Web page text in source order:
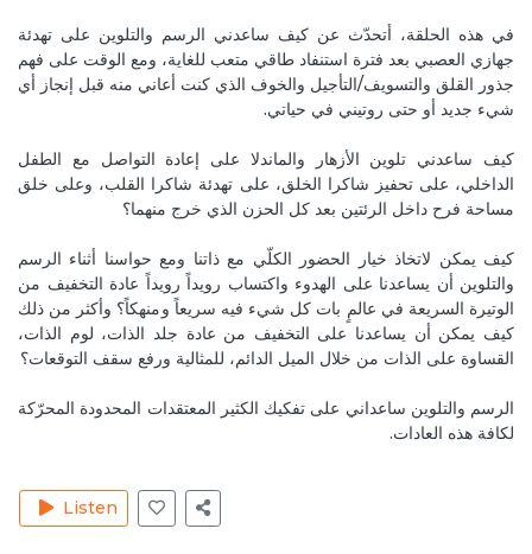
MireilleeH Jul 17, 2020
And if you wish send me a what's app message so I
can share her mobile number with you 🙏
طاقة الأحجار الكريمة
Jul 17, 2020
Reply
MireilleeH Jul 18, 2020
Thank you Yasser 🙏 grateful 💜
Jul 18, 2020
طاقة الأحجار الكريمة
في هذه الحلقة، أتحدّث عن كيف ساعدني الرسم والتلوين على تهدئة
جهازي العصبي بعد فترة استنفاد طاقي متعب للغاية، ومع الوقت على فهم
جذور القلق والتسويف/التأجيل والخوف الذي كنت أعاني منه قبل إنجاز أي
شيء جديد أو حتى روتيني في حياتي.
كيف ساعدني تلوين الأزهار والماندلا على إعادة التواصل مع الطفل
الداخلي، على تحفيز شاكرا الخلق، على تهدئة شاكرا القلب، وعلى خلق
مساحة فرح داخل الرئتين بعد كل الحزن الذي خرج منهما؟
كيف يمكن لاتخاذ خيار الحضور الكلّي مع ذاتنا ومع حواسنا أثناء الرسم
والتلوين أن يساعدنا على الهدوء واكتساب رويداً رويداً عادة التخفيف من
الوتيرة السريعة في عالمٍ بات كل شيء فيه سريعاً ومنهكاً؟ وأكثر من ذلك
كيف يمكن أن يساعدنا على التخفيف من عادة جلد الذات، لوم الذات،
القساوة على الذات من خلال الميل الدائم، للمثالية ورفع سقف التوقعات؟
الرسم والتلوين ساعداني على تفكيك الكثير المعتقدات المحدودة المحرّكة
لكافة هذه العادات.
Listen